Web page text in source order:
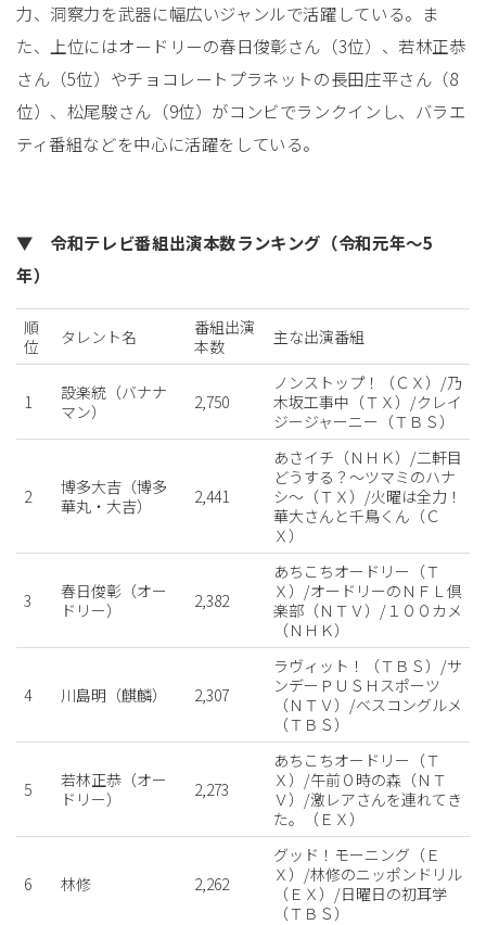
力、洞察力を武器に幅広いジャンルで活躍している。ま
た、上位にはオードリーの春日俊彰さん（3位）、若林正恭
さん（5位）やチョコレートプラネットの長田庄平さん（8
位）、松尾駿さん（9位）がコンビでランクインし、バラエ
ティ番組などを中心に活躍をしている。
▼ 令和テレビ番組出演本数ランキング（令和元年～5
年）
順
位
タレント名
番組出演
本数
主な出演番組
1
設楽統（バナナ
マン）
2,750
ノンストップ！（ＣＸ）/乃
木坂工事中（ＴＸ）/クレイ
ジージャーニー（ＴＢＳ）
2
博多大吉（博多
華丸・大吉）
2,441
あさイチ（ＮＨＫ）/二軒目
どうする？〜ツマミのハナ
シ〜（ＴＸ）/火曜は全力！
華大さんと千鳥くん（Ｃ
Ｘ）
3
春日俊彰（オー
ドリー）
2,382
あちこちオードリー（Ｔ
Ｘ）/オードリーのＮＦＬ倶
楽部（ＮＴＶ）/１００カメ
（ＮＨＫ）
4 川島明（麒麟） 2,307
ラヴィット！（ＴＢＳ）/サ
ンデーＰＵＳＨスポーツ
（ＮＴＶ）/ベスコングルメ
（ＴＢＳ）
5
若林正恭（オー
ドリー）
2,273
あちこちオードリー（Ｔ
Ｘ）/午前０時の森（ＮＴ
Ｖ）/激レアさんを連れてき
た。（ＥＸ）
6 林修 2,262
グッド！モーニング（Ｅ
Ｘ）/林修のニッポンドリル
（ＥＸ）/日曜日の初耳学
（ＴＢＳ）